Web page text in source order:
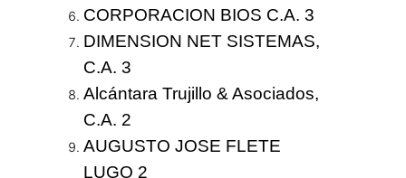
CORPORACION BIOS C.A. 3
DIMENSION NET SISTEMAS,
C.A. 3
Alcántara Trujillo & Asociados,
C.A. 2
AUGUSTO JOSE FLETE
LUGO 2